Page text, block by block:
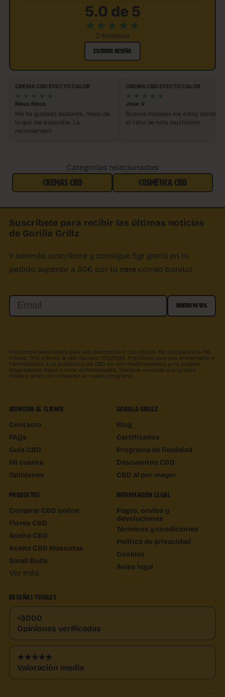
5.0 de 5
★★★★★
2 Reseñas
ESCRIBIR RESEÑA
CREMA CBD EFECTO CALOR
★ ★ ★ ★ ★
Neus Neus
Me ha gustado bastante, mejor de
lo que me esperaba. La
recomiendo!!
CREMA CBD EFECTO CALOR
★ ★ ★ ★ ★
Jose V
Buenos masajes me estoy dando,
el calor se nota muchísimo
Categorías relacionadas:
CREMAS CBD COSMÉTICA CBD
Suscríbete para recibir las últimas noticias
de Gorilla Grillz
Y además, suscríbete y consigue 5gr gratis en tu
pedido superior a 30€ por tu cara correo bonito!
Email QUIERO MI 10%
Productos destinados para uso decorativo o uso tópico. No psicoactivos. No
inhalar. THC inferior al real decreto 1729/1999. Prohibido para uso Alimentario o
Farmacéutico. Los productos de CBD no son medicamentos y no pueden
diagnosticar, tratar o curar enfermedades. Siempre consulte a su propio
médico antes de comenzar un nuevo programa.
ATENCIÓN AL CLIENTE
Contacto
FAQs
Guía CBD
Mi cuenta
Opiniones
GORILLA GRILLZ
Blog
Certificados
Programa de fidelidad
Descuentos CBD
CBD al por mayor
PRODUCTOS
Comprar CBD online
Flores CBD
Aceite CBD
Aceite CBD Mascotas
Small Buds
Ver más
INFORMACIÓN LEGAL
Pagos, envíos y
devoluciones
Términos y condiciones
Política de privacidad
Cookies
Aviso legal
RESEÑAS TOTALES
+3000
Opiniones verificadas
★★★★★
Valoración media